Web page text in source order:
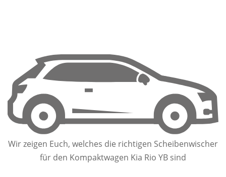
Wir zeigen Euch, welches die richtigen Scheibenwischer
für den Kompaktwagen Kia Rio YB sind